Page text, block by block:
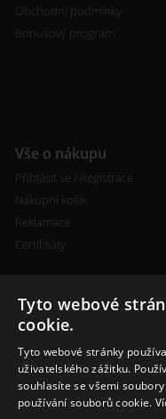
Obchodní podmínky
Bonusový program
Vše o nákupu
Přihlásit se / Registrace
Nákupní košík
Reklamace
Certifikáty
Kontakty
+420 773 693 673
info@cigareta-shop.cz
Tyto webové
cookie.
Tyto webové stránky
uživatelského zážitku.
souhlasíte se všemi
používání souborů cookie.